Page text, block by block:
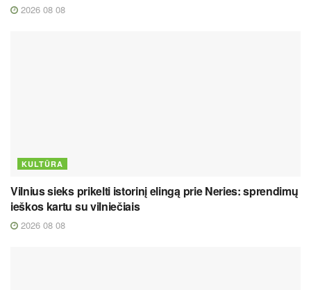
2026 08 08
KULTŪRA
Vilnius sieks prikelti istorinį elingą prie Neries: sprendimų
ieškos kartu su vilniečiais
2026 08 08